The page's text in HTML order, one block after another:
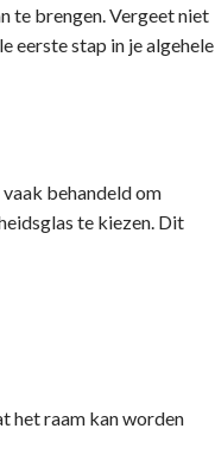
te brengen. Vergeet niet
eerste stap in je algehele
behandeld om
te kiezen. Dit
het raam kan worden